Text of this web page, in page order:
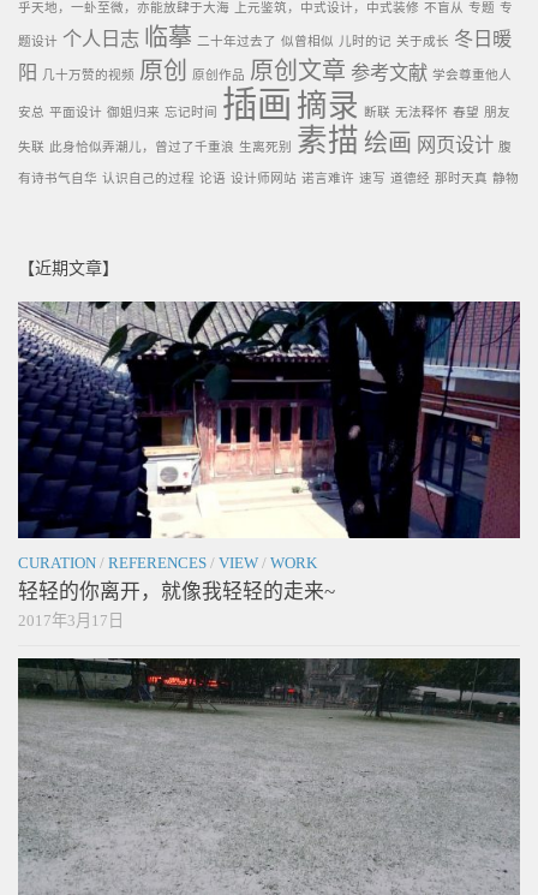
乎天地，一虲至微，亦能放肆于大海 上元鉴筑，中式设计，中式装修 不盲从 专题 专
题设计 个人日志 临摹 二十年过去了 似曾相似 儿时的记 关于成长 冬日暖
阳
几十万赞的视频 原创 原创作品 原创文章 参考文献 学会尊重他人
安总 平面设计 御姐归来 忘记时间 插画 摘录 断联 无法释怀 春望 朋友
失联 此身恰似弄潮儿，曾过了千重浪 生离死别 素描 绘画 网页设计 腹
有诗书气自华 认识自己的过程 论语 设计师网站 诺言难许 速写 道德经 那时天真 静物
【近期文章】
CURATION / REFERENCES / VIEW / WORK
轻轻的你离开，就像我轻轻的走来~
2017年3月17日